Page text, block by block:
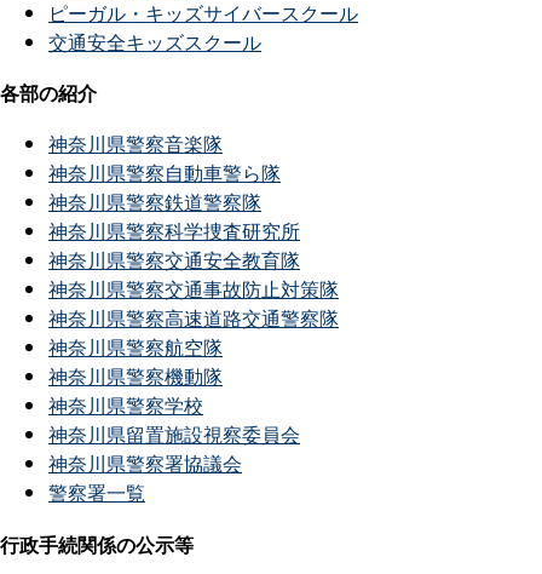
ピーガル・キッズサイバースクール
交通安全キッズスクール
各部の紹介
神奈川県警察音楽隊
神奈川県警察自動車警ら隊
神奈川県警察鉄道警察隊
神奈川県警察科学捜査研究所
神奈川県警察交通安全教育隊
神奈川県警察交通事故防止対策隊
神奈川県警察高速道路交通警察隊
神奈川県警察航空隊
神奈川県警察機動隊
神奈川県警察学校
神奈川県留置施設視察委員会
神奈川県警察署協議会
警察署一覧
行政手続関係の公示等